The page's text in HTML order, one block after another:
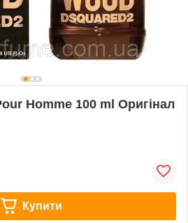
Homme 100 ml Оригінал
Купити